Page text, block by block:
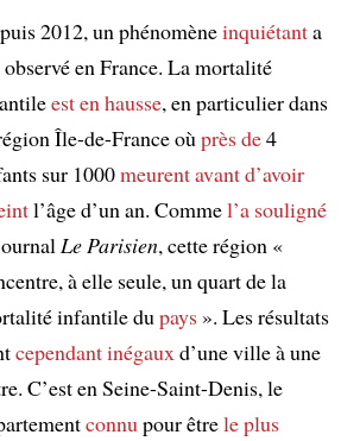
2012, un phénomèneinquiétanta
observé en France. La mortalité
est en hausse, en particulier dans
Île-de-France où près de4
sur 1000meurentavant d’avoir
l’âge d’un an. Commel’a souligné
Le Parisien, cette région «
à elle seule, un quart de la
infantile du pays». Les résultats
cependantinégaux d’une ville à une
C’est en Seine-Saint-Denis, le
connu pour êtrele plus